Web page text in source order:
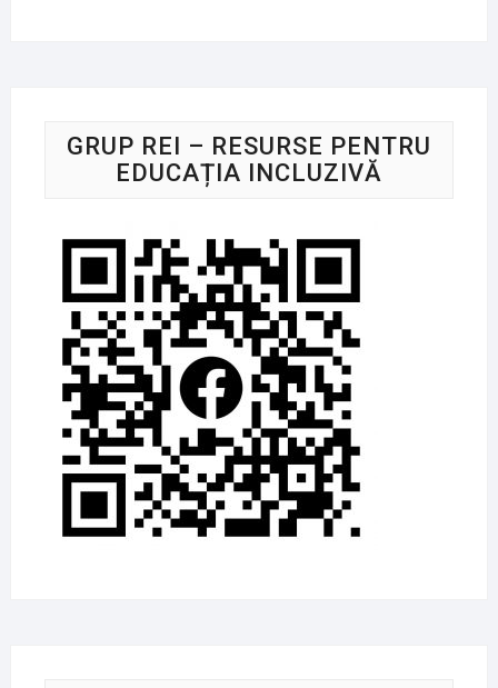
GRUP REI – RESURSE PENTRU
EDUCAȚIA INCLUZIVĂ